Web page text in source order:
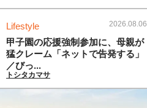
Lifestyle 2026.08.06
甲子園の応援強制参加に、母親が
猛クレーム「ネットで告発する」
／びっ...
トシタカマサ